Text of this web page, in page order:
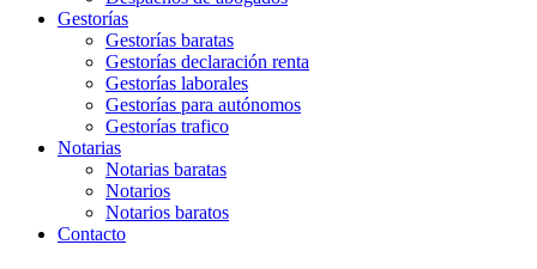
Gestorías
Gestorías baratas
Gestorías declaración renta
Gestorías laborales
Gestorías para autónomos
Gestorías trafico
Notarias
Notarias baratas
Notarios
Notarios baratos
Contacto